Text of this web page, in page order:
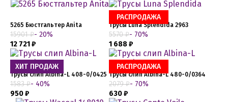
5265 Бюстгальтер Anita
15901 ₽- 20%
12 721 ₽
РАСПРОДАЖА
Трусы Luna Splendida 2963
5570 ₽- 70%
1 688 ₽
ХИТ ПРОДАЖ
Трусы слип Albina-L 408-0/0425
1583 ₽- 40%
950 ₽
РАСПРОДАЖА
Трусы слип Albina-L 480-0/0364
2079 ₽- 70%
630 ₽